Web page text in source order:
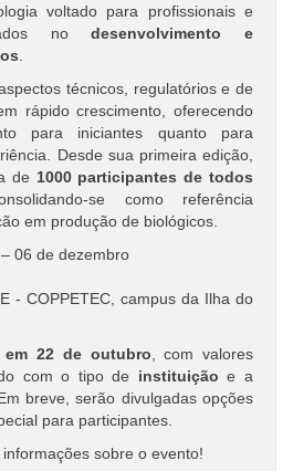
voltado para profissionais e
nodesenvolvimento e
técnicos, regulatórios e de
rápido crescimento, oferecendo
para iniciantes quanto para
Desde sua primeira edição,
de 1000 participantes de todos
se como referência
em produção de biológicos.
06 de dezembro
- COPPETEC, campus da Ilha do
em 22 de outubro , com valores
com o tipo de instituição e a
Em breve, serão divulgadas opções
para participantes.
sobre o evento!